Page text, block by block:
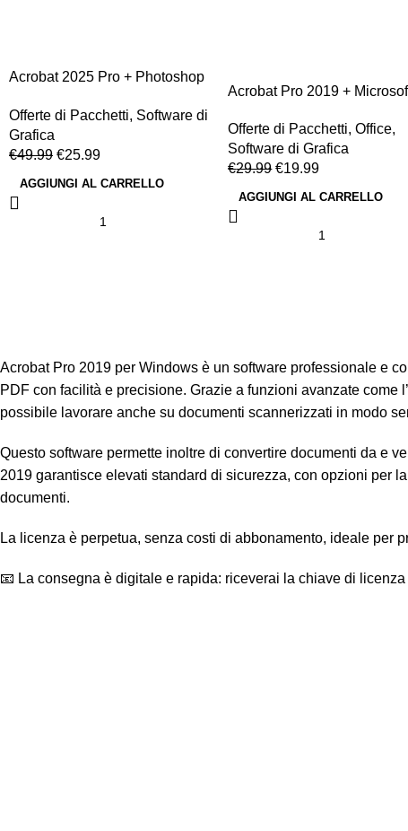
Acrobat 2025 Pro + Photoshop
Offerte di Pacchetti, Software di
Grafica
€49.99 €25.99
AGGIUNGI AL CARRELLO
Acrobat Pro 2019 +
Offerte di Pacchetti,Office,
Software di Grafica
€29.99 €19.99
AGGIUNGI AL CARRELLO
Acrobat Pro 2019 per Windows è un software professionale e
PDF con facilità e precisione. Grazie a funzioni avanzate
possibile lavorare anche su documenti scannerizzati in modo
Questo software permette inoltre di convertire documenti da e
2019 garantisce elevati standard di sicurezza, con opzioni per
documenti.
La licenza è perpetua, senza costi di abbonamento, ideale per
📧 La consegna è digitale e rapida: riceverai la chiave di